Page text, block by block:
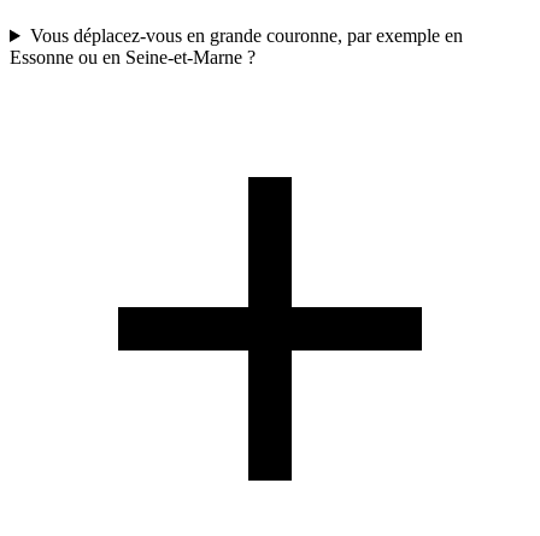
Vous déplacez-vous en grande couronne, par exemple en
Essonne ou en Seine-et-Marne ?